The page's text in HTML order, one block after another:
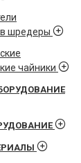
шредеры
чайники